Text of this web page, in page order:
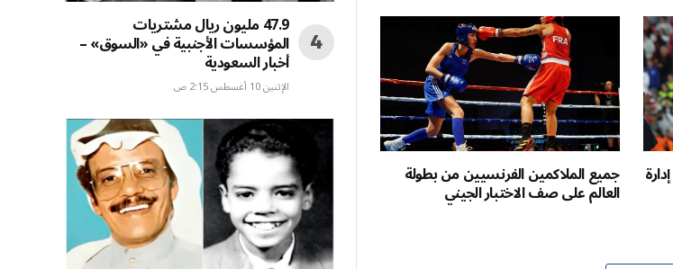
جميع الملاكمين الفرنسيين من بطولة
العالم على صف الاختبار الجيني
47.9 مليون ريال مشتريات
المؤسسات الأجنبية في «السوق» –
أخبار السعودية
الإثنين 10 أغسطس 2:15 ص